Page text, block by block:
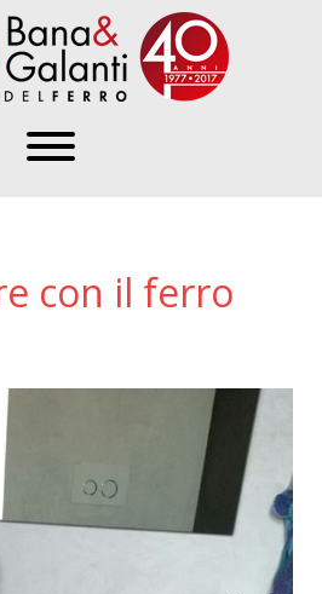
con il ferro